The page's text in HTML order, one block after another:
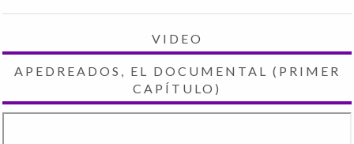
VIDEO
APEDREADOS, EL DOCUMENTAL (PRIMER
CAPÍTULO)